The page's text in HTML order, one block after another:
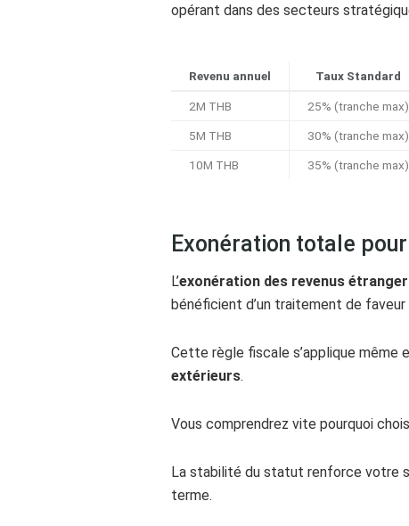
opérant dans des secteurs
Revenu annuel Taux Standard
2M THB 25% (tranche max)
5M THB 30% (tranche max)
10M THB 35% (tranche max)
Exonération totale
L’exonération des revenus
bénéficient d’un traitement de
Cette règle fiscale s’applique même
extérieurs.
Vous comprendrez vite pourquoi
La stabilité du statut renforce votre
terme.